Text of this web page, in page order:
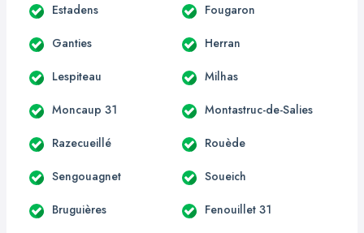
Estadens Fougaron
Ganties Herran
Lespiteau Milhas
Moncaup 31 Montastruc-de-Salies
Razecueillé Rouède
Sengouagnet Soueich
Bruguières Fenouillet 31